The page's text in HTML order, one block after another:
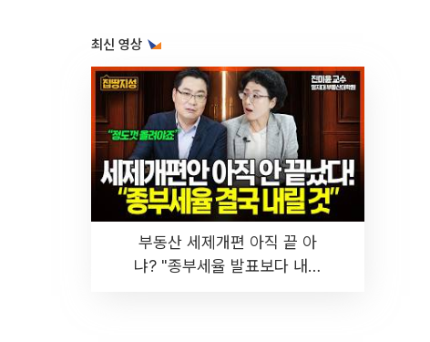
최신 영상
부동산 세제개편 아직 끝 아
냐? "종부세율 발표보다 내릴